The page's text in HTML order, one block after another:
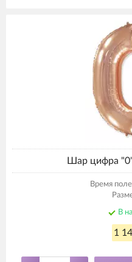
Шар цифра
Время
В
1